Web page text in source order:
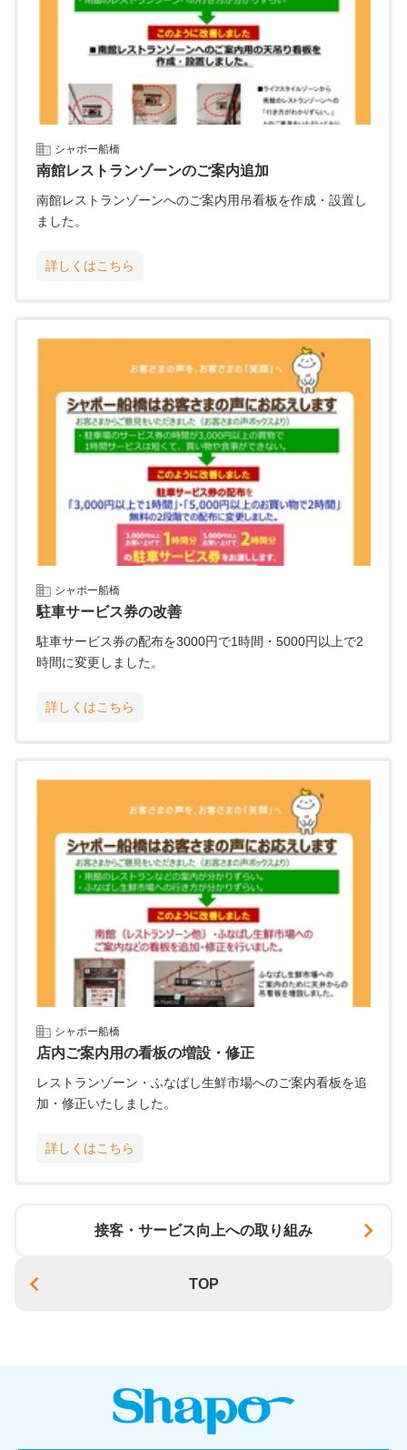
シャポー船橋
南館レストランゾーンのご案内追加
南館レストランゾーンへのご案内用吊看板を作成・設置し
ました。
詳しくはこちら
シャポー船橋
駐車サービス券の改善
駐車サービス券の配布を3000円で1時間・5000円以上で2
時間に変更しました。
詳しくはこちら
シャポー船橋
店内ご案内用の看板の増設・修正
レストランゾーン・ふなばし生鮮市場へのご案内看板を追
加・修正いたしました。
詳しくはこちら
TOP
接客・サービス向上への取り組み